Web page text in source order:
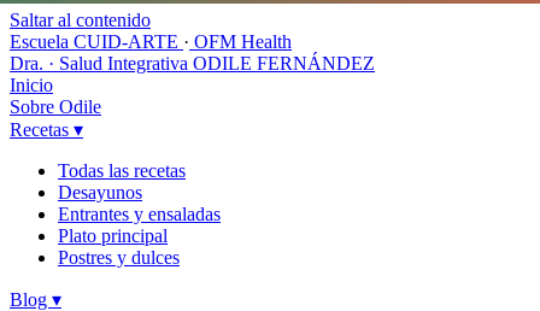
Saltar al contenido
Escuela CUID-ARTE · OFM Health
Dra. · Salud Integrativa ODILE FERNÁNDEZ
Inicio
Sobre Odile
Recetas ▾
Todas las recetas
Desayunos
Entrantes y ensaladas
Plato principal
Postres y dulces
Blog ▾